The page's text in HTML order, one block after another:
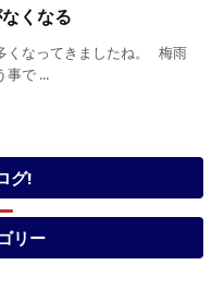
くなる
くなってきましたね。 梅雨
事で ...
グ!
リー